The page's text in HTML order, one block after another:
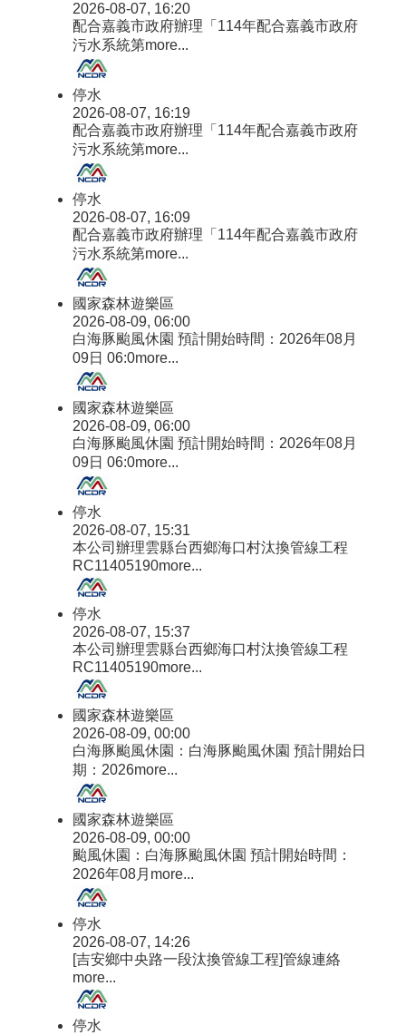
2026-08-07, 16:20
配合嘉義市政府辦理「114年配合嘉義市政府
污水系統第more...
停水
2026-08-07, 16:19
配合嘉義市政府辦理「114年配合嘉義市政府
污水系統第more...
停水
2026-08-07, 16:09
配合嘉義市政府辦理「114年配合嘉義市政府
污水系統第more...
國家森林遊樂區
2026-08-09, 06:00
白海豚颱風休園 預計開始時間：2026年08月
09日 06:0more...
國家森林遊樂區
2026-08-09, 06:00
白海豚颱風休園 預計開始時間：2026年08月
09日 06:0more...
停水
2026-08-07, 15:31
本公司辦理雲縣台西鄉海口村汰換管線工程
RC11405190more...
停水
2026-08-07, 15:37
本公司辦理雲縣台西鄉海口村汰換管線工程
RC11405190more...
國家森林遊樂區
2026-08-09, 00:00
白海豚颱風休園：白海豚颱風休園 預計開始日
期：2026more...
國家森林遊樂區
2026-08-09, 00:00
颱風休園：白海豚颱風休園 預計開始時間：
2026年08月 more...
停水
2026-08-07, 14:26
[吉安鄉中央路一段汰換管線工程]管線連絡
more...
停水